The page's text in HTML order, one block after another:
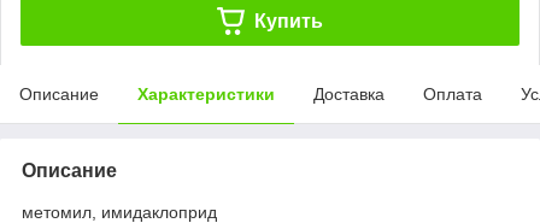
Купить
Описание Характеристики Доставка Оплата
Описание
метомил, имидаклоприд